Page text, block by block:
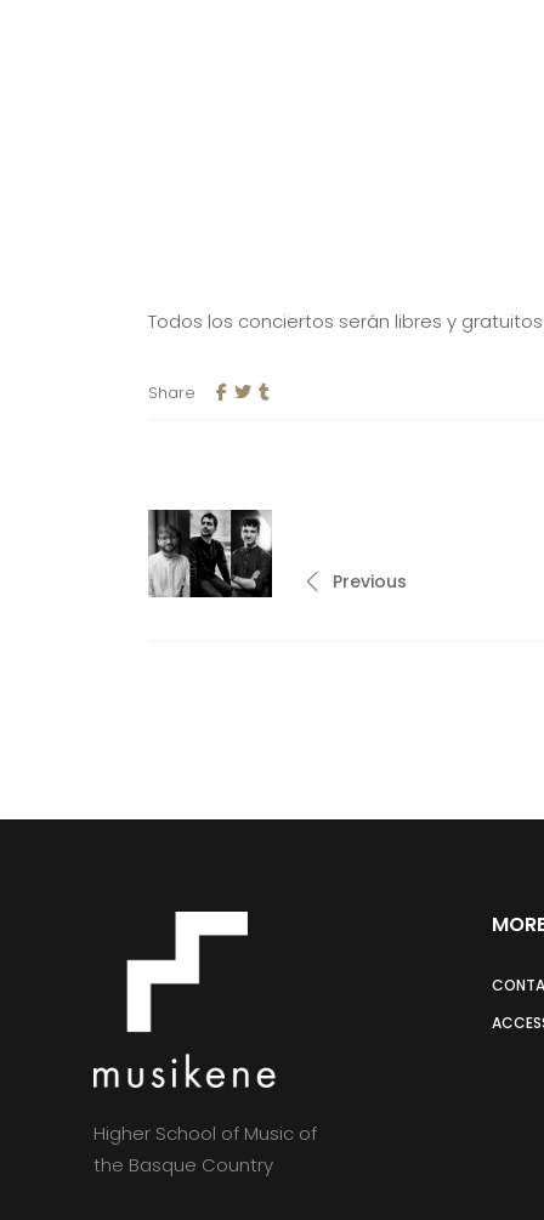
Todos los conciertos serán libres y
Share
Previous
Higher School of Music of
the Basque Country